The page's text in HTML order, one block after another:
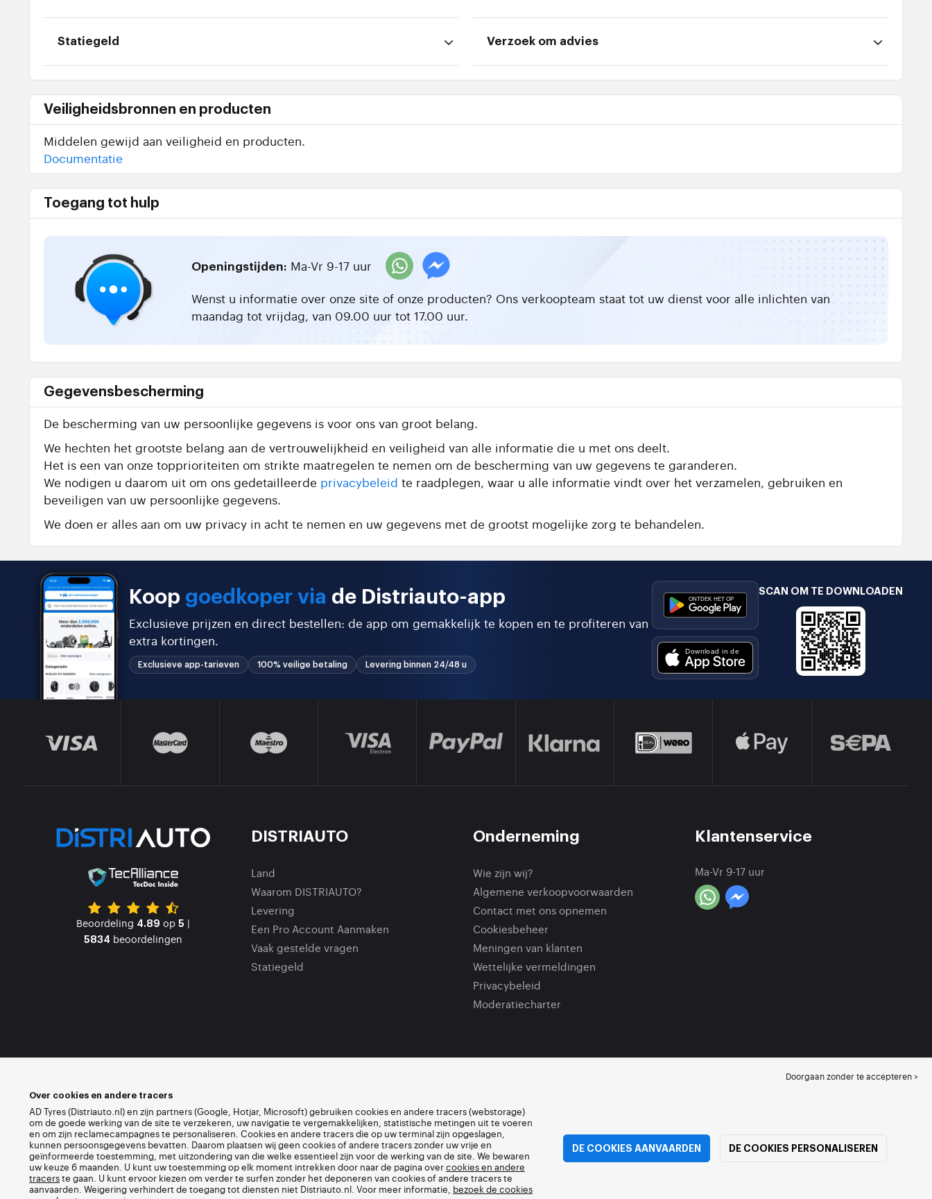
Statiegeld Verzoek om advies
Veiligheidsbronnen en producten
Middelen gewijd aan veiligheid en producten.
Documentatie
Toegang tot hulp
Openingstijden: Ma-Vr 9-17 uur
Wenst u informatie over onze site of onze producten? Ons verkoopteam staat tot uw dienst voor alle inlichten van
maandag tot vrijdag, van 09.00 uur tot 17.00 uur.
Gegevensbescherming
De bescherming van uw persoonlijke gegevens is voor ons van groot belang.
We hechten het grootste belang aan de vertrouwelijkheid en veiligheid van alle informatie die u met ons deelt.
Het is een van onze topprioriteiten om strikte maatregelen te nemen om de bescherming van uw gegevens te garanderen.
We nodigen u daarom uit om ons gedetailleerde privacybeleid te raadplegen, waar u alle informatie vindt over het verzamelen, gebruiken en
beveiligen van uw persoonlijke gegevens.
We doen er alles aan om uw privacy in acht te nemen en uw gegevens met de grootst mogelijke zorg te behandelen.
Koop goedkoper via de Distriauto-app
Exclusieve prijzen en direct bestellen: de app om gemakkelijk te kopen en te profiteren van
extra kortingen.
Exclusieve app-tarieven 100% veilige betaling Levering binnen 24/48 u
SCAN OM TE DOWNLOADEN
Beoordeling 4.89 op 5 |
5834 beoordelingen
DISTRIAUTO
Land
Waarom DISTRIAUTO?
Levering
Een Pro Account Aanmaken
Vaak gestelde vragen
Statiegeld
Onderneming
Wie zijn wij?
Algemene verkoopvoorwaarden
Contact met ons opnemen
Cookiesbeheer
Meningen van klanten
Wettelijke vermeldingen
Privacybeleid
Moderatiecharter
Klantenservice
Ma-Vr 9-17 uur
Doorgaan zonder te accepteren >
Over cookies en andere tracers
AD Tyres (Distriauto.nl) en zijn partners (Google, Hotjar, Microsoft) gebruiken cookies en andere tracers (webstorage)
om de goede werking van de site te verzekeren, uw navigatie te vergemakkelijken, statistische metingen uit te voeren
en om zijn reclamecampagnes te personaliseren. Cookies en andere tracers die op uw terminal zijn opgeslagen,
kunnen persoonsgegevens bevatten. Daarom plaatsen wij geen cookies of andere tracers zonder uw vrije en
geïnformeerde toestemming, met uitzondering van die welke essentieel zijn voor de werking van de site. We bewaren
uw keuze 6 maanden. U kunt uw toestemming op elk moment intrekken door naar de pagina overcookies en andere
tracerste gaan. U kunt ervoor kiezen om verder te surfen zonder het deponeren van cookies of andere tracers te
aanvaarden. Weigering verhindert de toegang tot diensten niet Distriauto.nl. Voor meer informatie, bezoek de cookies
DE COOKIES AANVAARDEN DE COOKIES PERSONALISEREN